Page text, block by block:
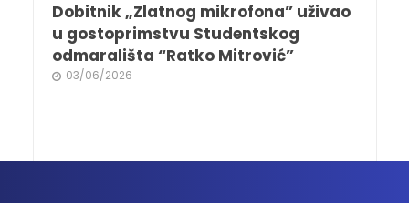
Dobitnik „Zlatnog mikrofona” uživao
u gostoprimstvu Studentskog
odmarališta “Ratko Mitrović”
03/06/2026